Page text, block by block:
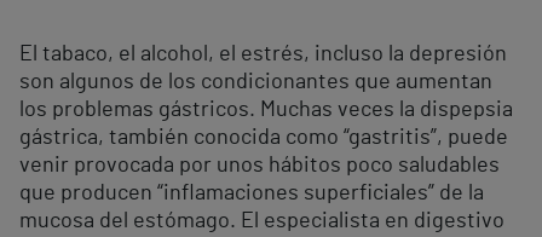
El tabaco, el alcohol, el estrés, incluso la depresión
son algunos de los condicionantes que aumentan
los problemas gástricos. Muchas veces la dispepsia
gástrica, también conocida como “gastritis”, puede
venir provocada por unos hábitos poco saludables
que producen “inflamaciones superficiales” de la
mucosa del estómago. El especialista en digestivo